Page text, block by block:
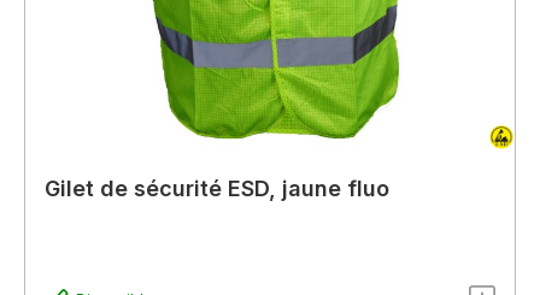
Gilet de sécurité ESD, jaune fluo